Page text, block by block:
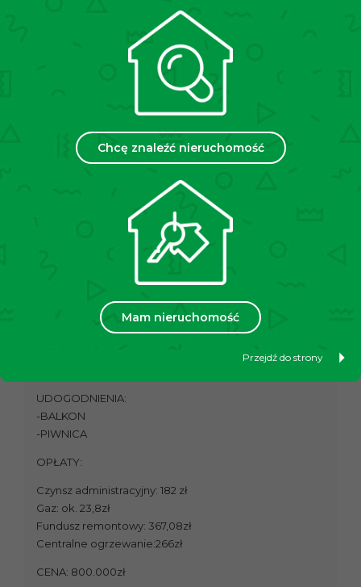
Chcę znaleźć nieruchomość
Mam nieruchomość
Przejdź do strony
Rynku (ok. 10–15 minut), a także do innych kluczowych
W skład mieszkania wchodzą:
Kuchnia (8,4m²)
Sypialnia (7,8m²)
UDOGODNIENIA:
-BALKON
-PIWNICA
OPŁATY:
Czynsz administracyjny: 182 zł
Gaz: ok. 23,8zł
Fundusz remontowy: 367,08zł
Centralne ogrzewanie:266zł
CENA: 800.000zł